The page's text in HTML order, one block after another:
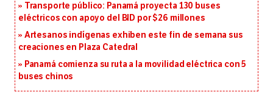
Transporte público: Panamá proyecta 130 buses
eléctricos con apoyo del BID por $26 millones
Artesanos indígenas exhiben este fin de semana sus
creaciones en Plaza Catedral
Panamá comienza su ruta a la movilidad eléctrica con 5
buses chinos